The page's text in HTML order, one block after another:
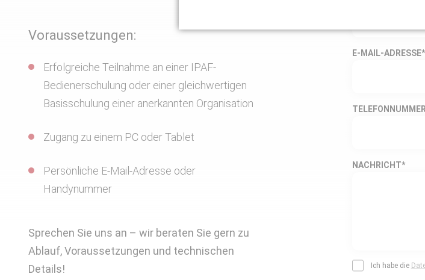
Voraussetzungen:
Erfolgreiche Teilnahme an einer IPAF-
Bedienerschulung oder einer gleichwertigen
Basisschulung einer anerkannten Organisation
Zugang zu einem PC oder Tablet
Persönliche E-Mail-Adresse oder
Handynummer
Sprechen Sie uns an – wir beraten Sie gern zu
Ablauf, Voraussetzungen und technischen
Details!
E-MAIL-ADRESSE*
NACHRICHT*
Ich habe die